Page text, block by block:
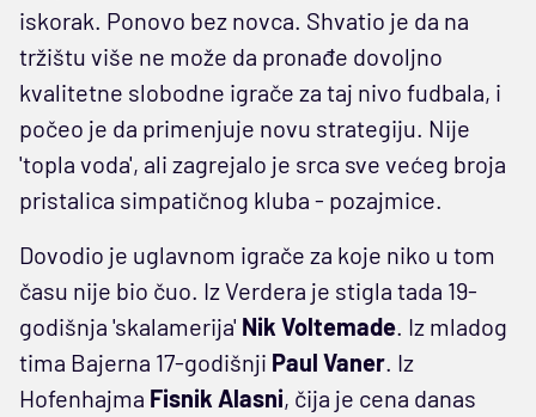
iskorak. Ponovo bez novca. Shvatio je da na
tržištu više ne može da pronađe dovoljno
kvalitetne slobodne igrače za taj nivo fudbala, i
počeo je da primenjuje novu strategiju. Nije
'topla voda', ali zagrejalo je srca sve većeg broja
pristalica simpatičnog kluba - pozajmice.
Dovodio je uglavnom igrače za koje niko u tom
času nije bio čuo. Iz Verdera je stigla tada 19-
godišnja 'skalamerija' Nik Voltemade. Iz mladog
tima Bajerna 17-godišnji Paul Vaner. Iz
Hofenhajma Fisnik Alasni, čija je cena danas